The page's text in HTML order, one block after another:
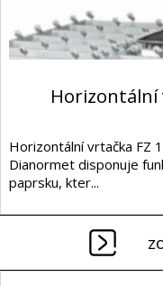
Horizontální
Horizontální vrtačka FZ
Dianormet disponuje
paprsku, kter...